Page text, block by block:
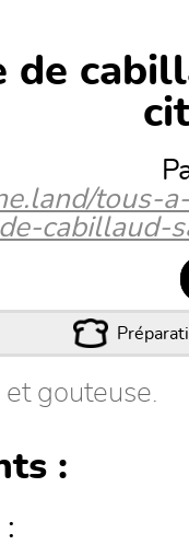
de
tous-
de-cabillaud-
gouteuse.
: